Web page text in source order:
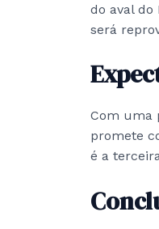
do aval
será
Com uma
promete
é a